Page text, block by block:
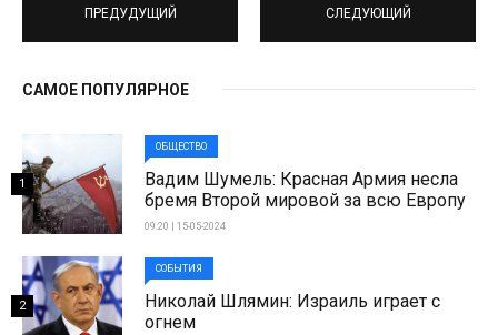
ПРЕДУДУЩИЙ СЛЕДУЮЩИЙ
САМОЕ ПОПУЛЯРНОЕ
ОБЩЕСТВО
Вадим Шумель: Красная Армия несла
бремя Второй мировой за всю Европу
09:20 | 15-05-2024
1
СОБЫТИЯ
Николай Шлямин: Израиль играет с
огнем
2